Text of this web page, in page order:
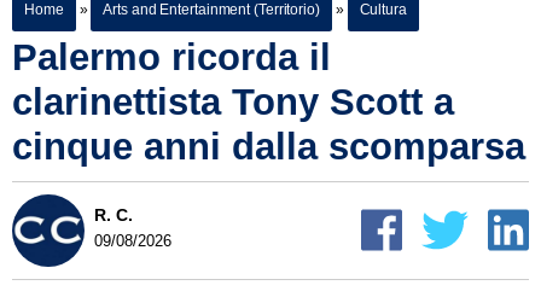
Home » Arts and Entertainment (Territorio) » Cultura
Palermo ricorda il
clarinettista Tony Scott a
cinque anni dalla scomparsa
R. C.
09/08/2026